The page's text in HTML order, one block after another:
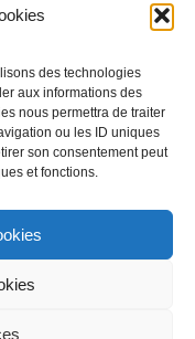
des technologies
aux informations des
nous permettra de traiter
ou les ID uniques
son consentement peut
et fonctions.
D’INSECTES